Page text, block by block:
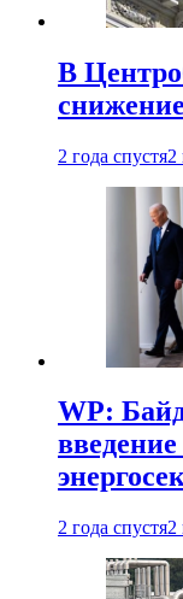
В
2 года спустя2
WP:
2 года спустя2